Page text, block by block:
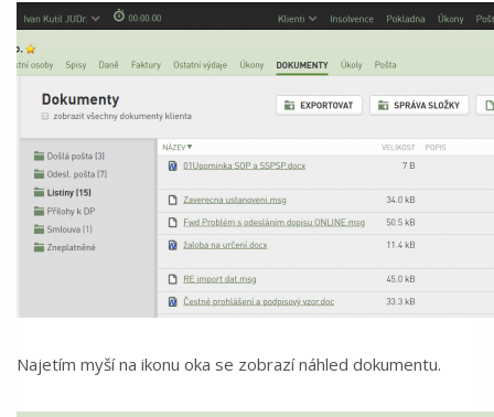
Najetím myší na ikonu oka se zobrazí náhled dokumentu.